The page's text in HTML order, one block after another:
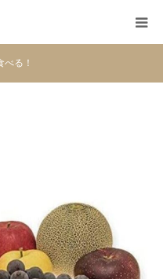
べる！